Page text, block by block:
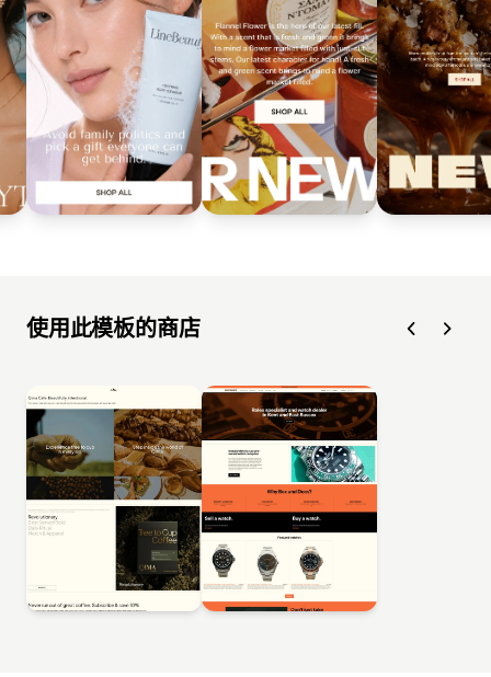
使用此模板的商店